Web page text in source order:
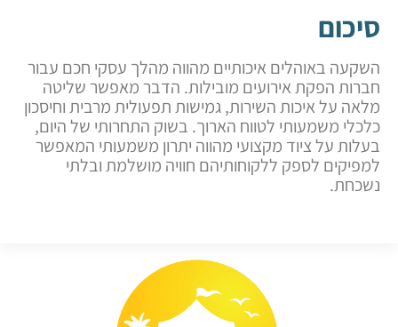
סיכום
השקעה באוהלים איכותיים מהווה מהלך עסקי חכם עבור
חברות הפקת אירועים מובילות. הדבר מאפשר שליטה
מלאה על איכות השירות, גמישות תפעולית מרבית וחיסכון
כלכלי משמעותי לטווח הארוך. בשוק התחרותי של היום,
בעלות על ציוד מקצועי מהווה יתרון משמעותי המאפשר
למפיקים לספק ללקוחותיהם חוויה מושלמת ובלתי
נשכחת.